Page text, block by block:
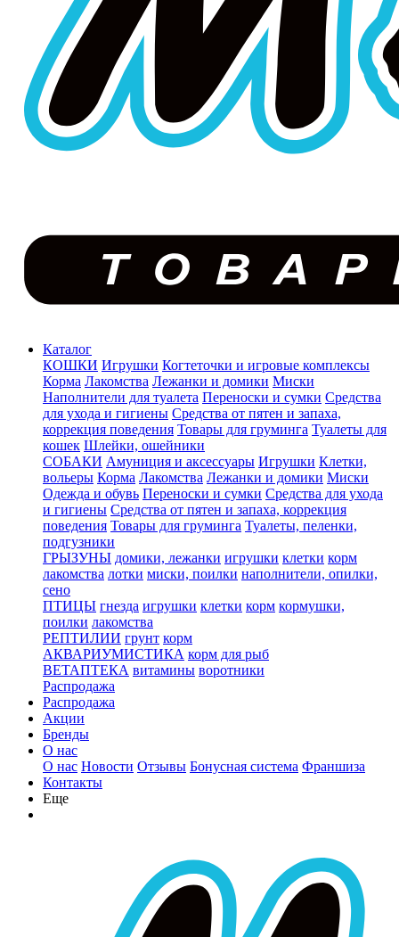
Каталог
КОШКИ Игрушки Когтеточки и игровые комплексы
Корма Лакомства Лежанки и домики Миски
Наполнители для туалета Переноски и сумки Средства
для ухода и гигиены Средства от пятен и запаха,
коррекция поведения Товары для груминга Туалеты для
кошек Шлейки, ошейники
СОБАКИ Амуниция и аксессуары Игрушки Клетки,
вольеры Корма Лакомства Лежанки и домики Миски
Одежда и обувь Переноски и сумки Средства для ухода
и гигиены Средства от пятен и запаха, коррекция
поведения Товары для груминга Туалеты, пеленки,
подгузники
ГРЫЗУНЫ домики, лежанки игрушки клетки корм
лакомства лотки миски, поилки наполнители, опилки,
сено
ПТИЦЫ гнезда игрушки клетки корм кормушки,
поилки лакомства
РЕПТИЛИИ грунт корм
АКВАРИУМИСТИКА корм для рыб
ВЕТАПТЕКА витамины воротники
Распродажа
Распродажа
Акции
Бренды
О нас
О нас Новости Отзывы Бонусная система Франшиза
Контакты
Еще